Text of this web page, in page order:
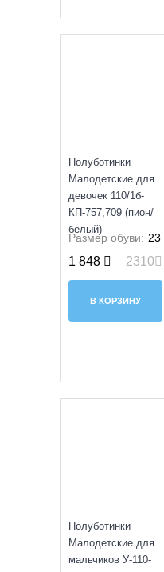
Полуботинки
Малодетские для
девочек 110/1б-
КП-757,709 (пион/
белый)
Размер обуви: 23
1 848 2310
В КОРЗИНУ
Полуботинки
Малодетские для
мальчиков У-110-